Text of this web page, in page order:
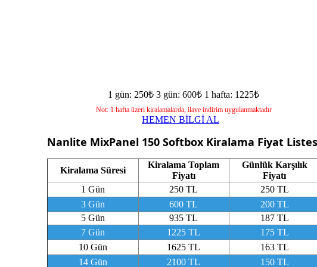
1 gün: 250₺ 3 gün: 600₺ 1 hafta: 1225₺
Not: 1 hafta üzeri kiralamalarda, ilave indirim uygulanmaktadır
HEMEN BİLGİ AL
Nanlite MixPanel 150 Softbox Kiralama Fiyat
Kiralama Süresi
Kiralama Toplam
Fiyatı
Günlük Karşılık
Fiyatı
1 Gün
250 TL
250 TL
3 Gün
600 TL
200 TL
5 Gün
935 TL
187 TL
7 Gün
1225 TL
175 TL
10 Gün
1625 TL
163 TL
14 Gün
2100 TL 150 TL